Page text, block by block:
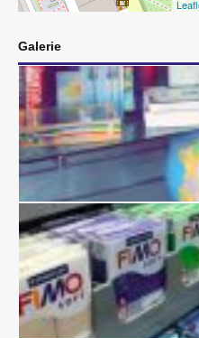
Galerie